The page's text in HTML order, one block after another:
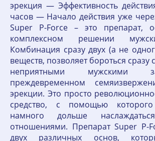
эрекция — Эффективность
часов — Начало действия уже
Super P-Force – это препарат,
комплексном решении
Комбинация сразу двух (а не
веществ, позволяет бороться
неприятными мужскими
преждевременном
эрекции. Это просто
средство, с помощью
намного дольше
отношениями. Препарат Super P-
двух различных основ,